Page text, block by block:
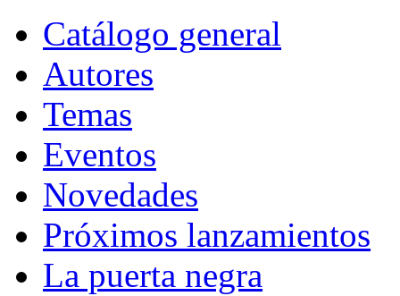
Catálogo general
Autores
Temas
Eventos
Novedades
Próximos lanzamientos
La puerta negra